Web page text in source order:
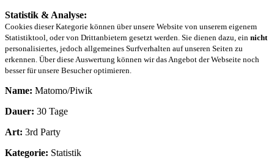
Statistik & Analyse:
Cookies dieser Kategorie können über unsere Website von unserem eigenem
Statistiktool, oder von Drittanbietern gesetzt werden. Sie dienen dazu, ein nicht
personalisiertes, jedoch allgemeines Surfverhalten auf unseren Seiten zu
erkennen. Über diese Auswertung können wir das Angebot der Webseite noch
besser für unsere Besucher optimieren.
Name: Matomo/Piwik
Dauer: 30 Tage
Art: 3rd Party
Kategorie: Statistik